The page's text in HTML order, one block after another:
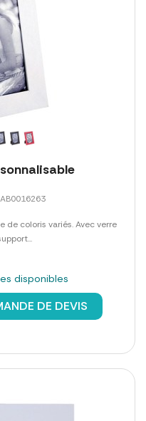
de coloris variés. Avec verre
disponibles
DE DEVIS